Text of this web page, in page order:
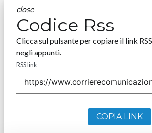
close
Codice Rss
Clicca sul pulsante per copiare il link RSS
negli appunti.
RSS link
COPIA LINK